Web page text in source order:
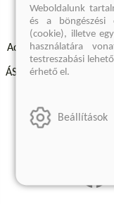
Adatvédelmi
ÁSZF - Vásárlási
Szállítási
Weboldalunk
és a böngészési
(cookie), illetve
használatára
testreszabási
érhető el.
Beállítások